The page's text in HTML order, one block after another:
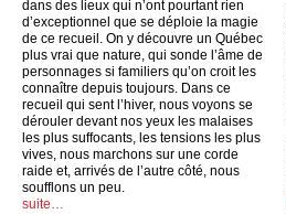
dans des lieux qui n’ont pourtant rien
d’exceptionnel que se déploie la magie
de ce recueil. On y découvre un Québec
plus vrai que nature, qui sonde l’âme de
personnages si familiers qu’on croit les
connaître depuis toujours. Dans ce
recueil qui sent l’hiver, nous voyons se
dérouler devant nos yeux les malaises
les plus suffocants, les tensions les plus
vives, nous marchons sur une corde
raide et, arrivés de l’autre côté, nous
soufflons un peu.
suite…